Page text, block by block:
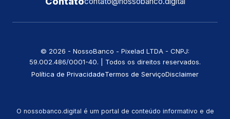
©️ 2026 - NossoBanco - Pixelad LTDA - CNPJ:
59.002.486/0001-40. | Todos os direitos reservados.
Política de PrivacidadeTermos de ServiçoDisclaimer
O nossobanco.digital é um portal de conteúdo informativo e de